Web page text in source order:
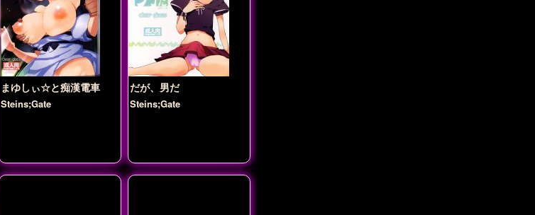
まゆしぃ☆と痴漢電車
Steins;Gate
だが、男だ
Steins;Gate